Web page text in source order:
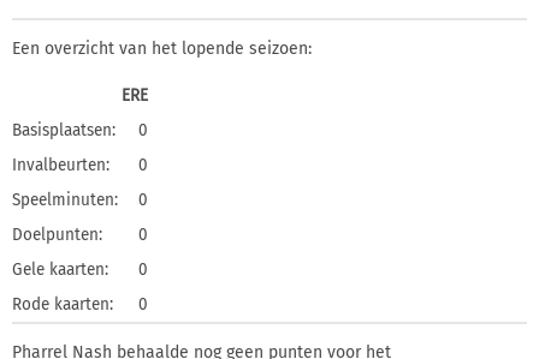
Een overzicht van het lopende seizoen:
ERE
Basisplaatsen:
0
Invalbeurten:
0
Speelminuten:
0
Doelpunten:
0
Gele kaarten:
0
Rode kaarten:
0
Pharrel Nash behaalde nog geen punten voor het